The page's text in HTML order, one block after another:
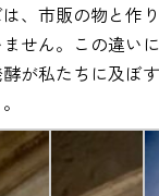
、市販の物と作
ません。この違い
が私たちに及ぼ